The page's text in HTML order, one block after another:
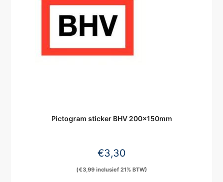
Pictogram sticker BHV 200x150mm
€3,30
(€3,99inclusief 21% BTW)